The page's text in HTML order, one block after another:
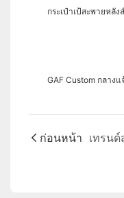
กระเป๋าเป้สะพายหลั
GAF Custom กลาง
ก่อนหน้า เทรน